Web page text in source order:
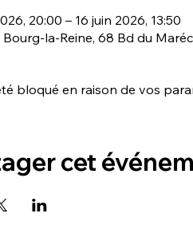
20:00 – 16 juin 2026, 13:50
Bourg-la-Reine, 68 Bd du
bloqué en raison de vos
cet